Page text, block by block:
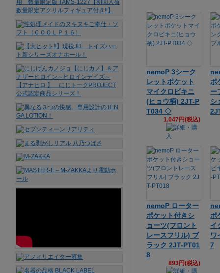
nemoP 3シーク
レットポケット
マイクロビキニ
(ヒョウ柄) 2JT-P
T034 ◇
1,047円(税込)
ポ
ー
シ
nemoP ローター
ポケット付きシ
ョーツ(フロント
レースフリル) ブ
ラック 2JT-PT01
8
893円(税込)
ポ
イ
ワ
7